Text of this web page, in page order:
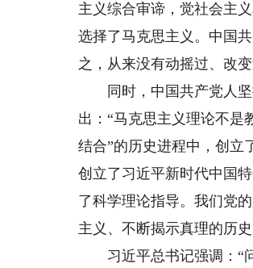
主义综合审谛，觉社会主
选择了马克思主义。中国
之，从来没有动摇过、改变
同时，中国共产党人坚
出：“马克思主义理论不是
结合”的历史进程中，创立
创立了习近平新时代中国
了科学理论指导。我们党
主义、不断揭示真理的历史
习近平总书记强调：“问